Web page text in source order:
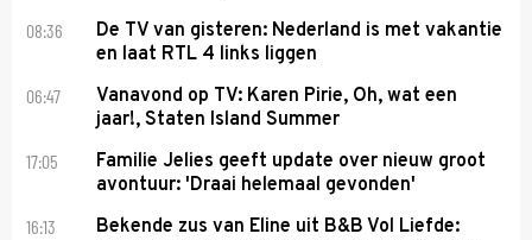
08:36
De TV van gisteren: Nederland is met vakantie
en laat RTL 4 links liggen
06:47
Vanavond op TV: Karen Pirie, Oh, wat een
jaar!, Staten Island Summer
17:05
Familie Jelies geeft update over nieuw groot
avontuur: 'Draai helemaal gevonden'
16:13
Bekende zus van Eline uit B&B Vol Liefde: